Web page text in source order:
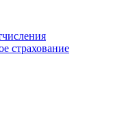
страхование